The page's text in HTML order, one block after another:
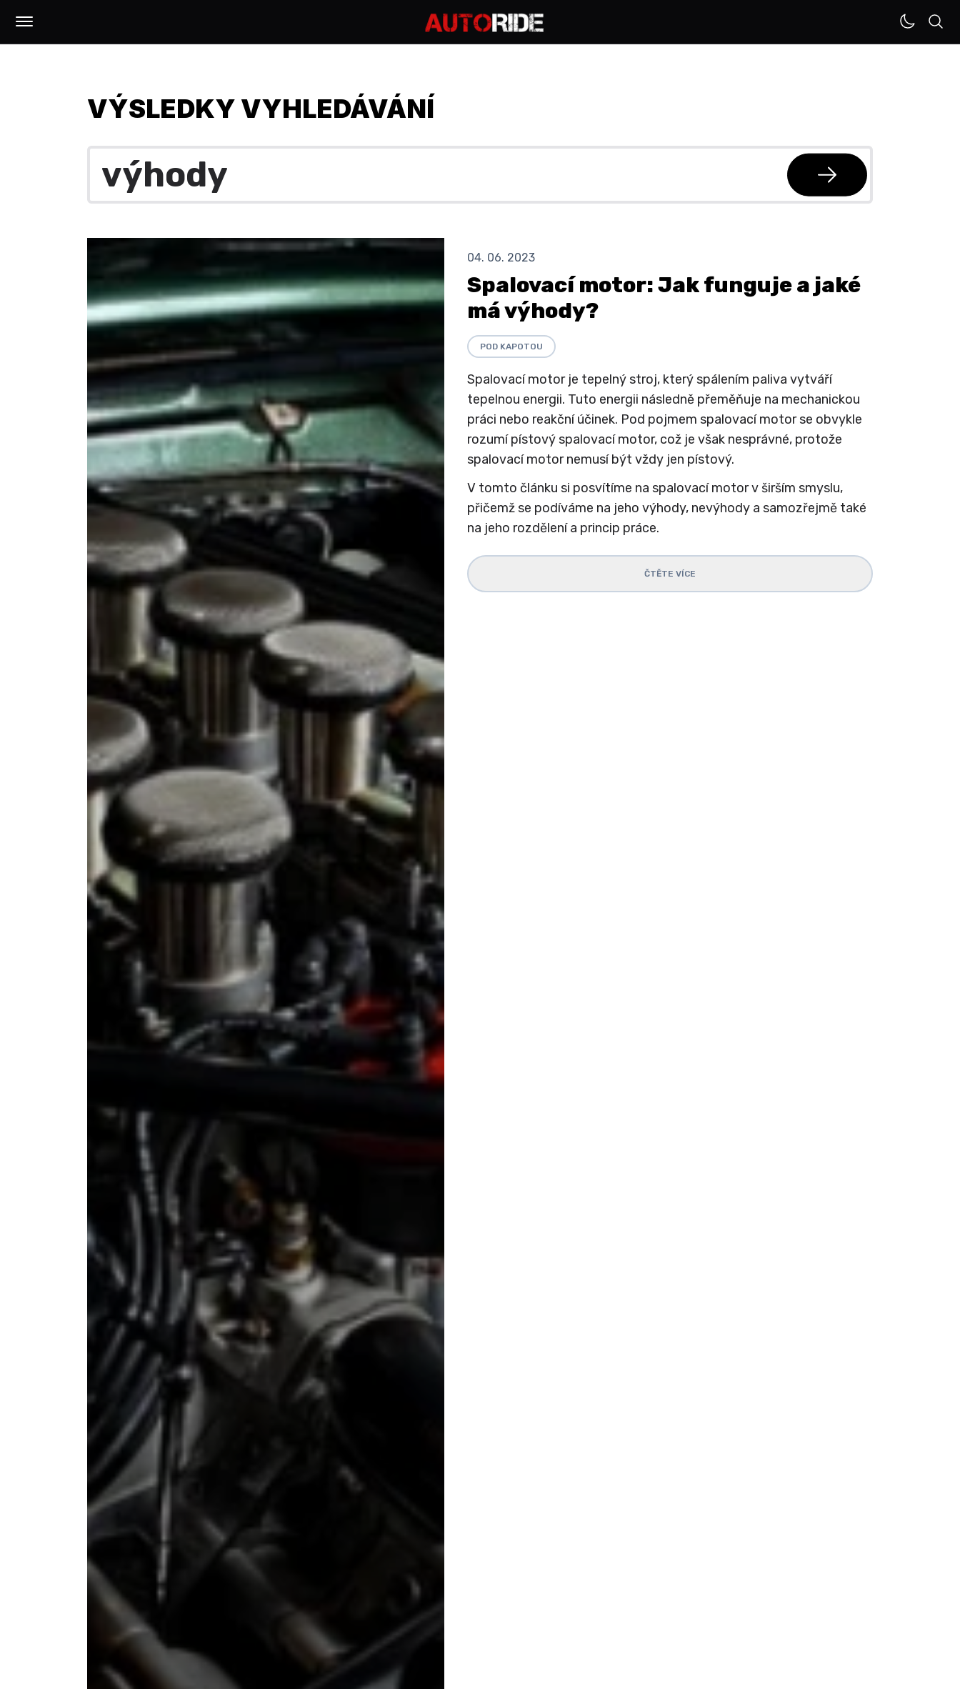
VÝSLEDKY VYHLEDÁVÁNÍ
04. 06. 2023
Spalovací motor: Jak funguje a jaké
má výhody?
POD KAPOTOU
Spalovací motor je tepelný stroj, který spálením paliva vytváří
tepelnou energii. Tuto energii následně přeměňuje na mechanickou
práci nebo reakční účinek. Pod pojmem spalovací motor se obvykle
rozumí pístový spalovací motor, což je však nesprávné, protože
spalovací motor nemusí být vždy jen pístový.
V tomto článku si posvítíme na spalovací motor v širším smyslu,
přičemž se podíváme na jeho výhody, nevýhody a samozřejmě také
na jeho rozdělení a princip práce.
ČTĚTE VÍCE